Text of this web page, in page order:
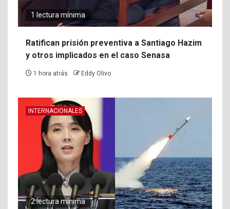
1 lectura mínima
Ratifican prisión preventiva a Santiago Hazim
y otros implicados en el caso Senasa
1 hora atrás Eddy Olivo
INTERNACIONALES
2 lectura mínima